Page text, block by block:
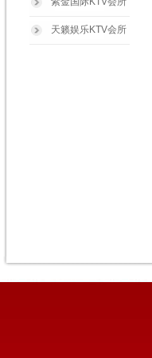
天籁娱乐KTV会所